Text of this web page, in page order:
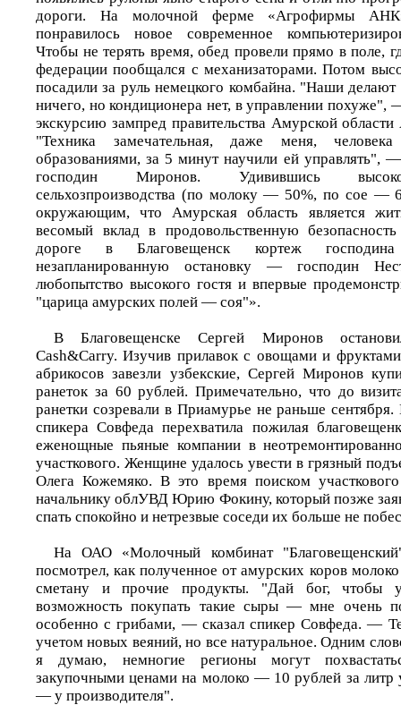
дороги. На молочной ферме «Агрофирмы
понравилось новое современное
Чтобы не терять время, обед провели прямо в поле,
федерации пообщался с механизаторами. Потом
посадили за руль немецкого комбайна. "Наши
ничего, но кондиционера нет, в управлении
экскурсию зампред правительства Амурской
"Техника замечательная, даже меня,
образованиями, за 5 минут научили ей управлять",
господин Миронов. Удивившись
сельхозпроизводства (по молоку — 50%, по сое —
окружающим, что Амурская область является
весомый вклад в продовольственную
дороге в Благовещенск кортеж
незапланированную остановку — господин
любопытство высокого гостя и впервые
"царица амурских полей — соя"».
В Благовещенске Сергей Миронов
Cash&Carry. Изучив прилавок с овощами и
абрикосов завезли узбекские, Сергей Миронов
ранеток за 60 рублей. Примечательно, что до
ранетки созревали в Приамурье не раньше
спикера Совфеда перехватила пожилая
еженощные пьяные компании в
участкового. Женщине удалось увести в грязный
Олега Кожемяко. В это время поиском
начальнику облУВД Юрию Фокину, который позже
спать спокойно и нетрезвые соседи их больше не
На ОАО «Молочный комбинат
посмотрел, как полученное от амурских коров
сметану и прочие продукты. "Дай бог, чтобы
возможность покупать такие сыры — мне очень
особенно с грибами, — сказал спикер Cовфеда. —
учетом новых веяний, но все натуральное. Одним
я думаю, немногие регионы могут
закупочными ценами на молоко — 10 рублей за литр
— у производителя".